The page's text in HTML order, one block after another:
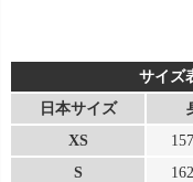
サイズ
日本サイズ
XS
S